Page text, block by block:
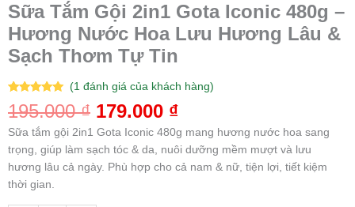
Sữa Tắm Gội 2in1 Gota Iconic 480g –
Hương Nước Hoa Lưu Hương Lâu &
Sạch Thơm Tự Tin
5.00 trên 5
dựa trên
1
(1đánh giá của khách hàng)
195.000₫ 179.000 ₫
Sữa tắm gội 2in1 Gota Iconic 480g mang hương nước hoa sang
trọng, giúp làm sạch tóc & da, nuôi dưỡng mềm mượt và lưu
hương lâu cả ngày. Phù hợp cho cả nam & nữ, tiện lợi, tiết kiệm
thời gian.